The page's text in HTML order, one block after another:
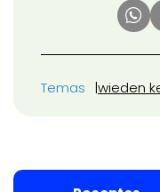
Temas wieden